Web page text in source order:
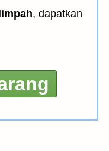
, dapatkan